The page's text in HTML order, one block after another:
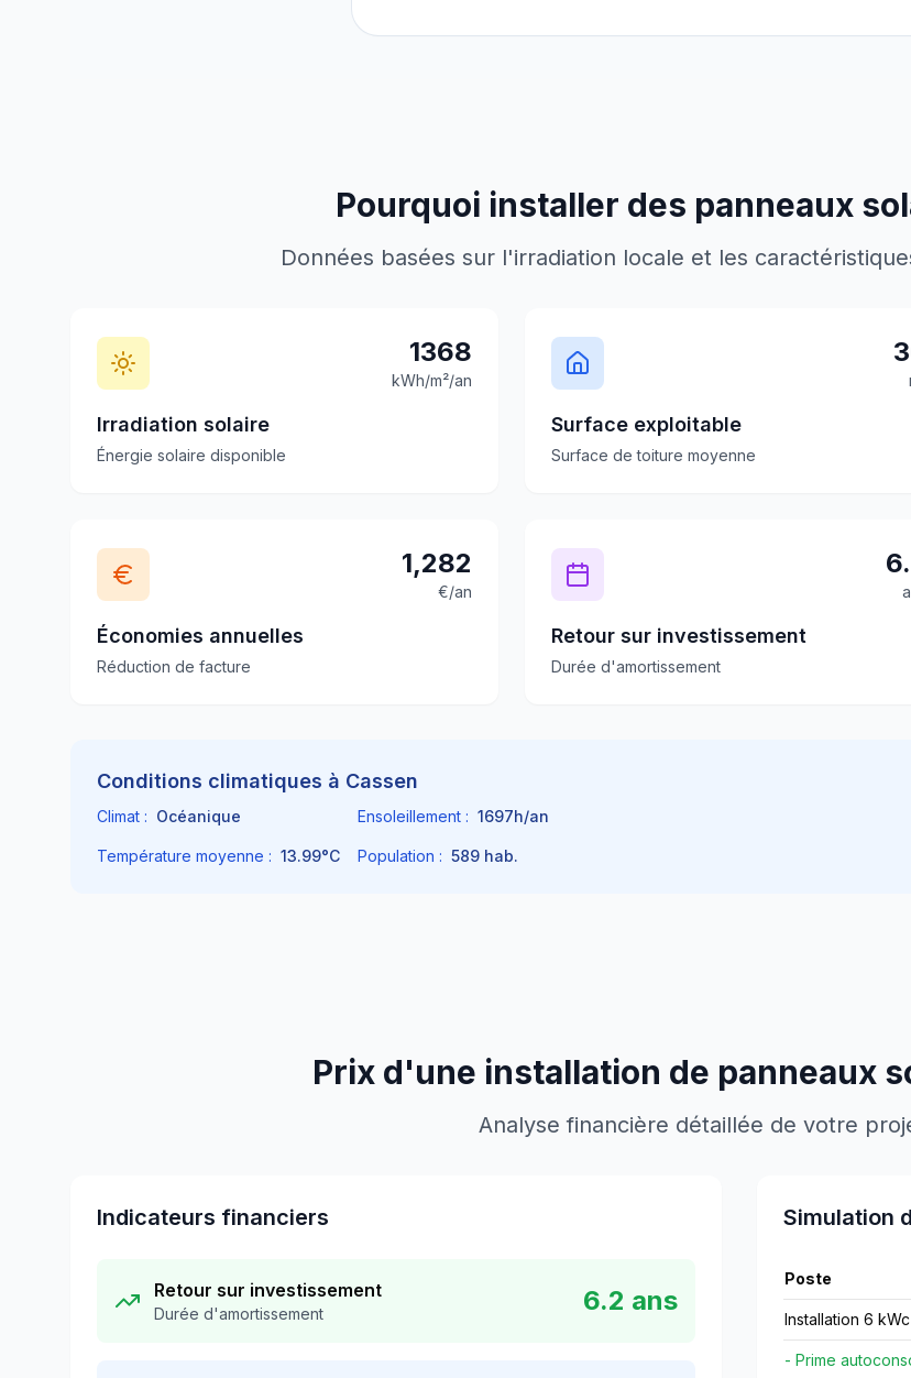
Pourquoi installer des panneaux
Données basées sur l'irradiation locale et les
1368
kWh/m²/an
Irradiation solaire
Énergie solaire disponible
Surface exploitable
Surface de toiture moyenne
1,282
€/an
Économies annuelles
Réduction de facture
Retour sur investissement
Durée d'amortissement
Conditions climatiques à Cassen
Climat : Océanique Ensoleillement : 1697h/an
Température moyenne : 13.99°C Population : 589 hab.
Prix d'une installation de panneaux
Analyse financière détaillée de votre
Indicateurs financiers
Retour sur investissement
Durée d'amortissement 6.2 ans
Simulation
Poste
Installation 6 kWc
- Prime